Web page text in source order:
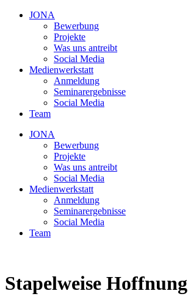
JONA
Bewerbung
Projekte
Was uns antreibt
Social Media
Medienwerkstatt
Anmeldung
Seminarergebnisse
Social Media
Team
JONA
Bewerbung
Projekte
Was uns antreibt
Social Media
Medienwerkstatt
Anmeldung
Seminarergebnisse
Social Media
Team
Stapelweise Hoffnung